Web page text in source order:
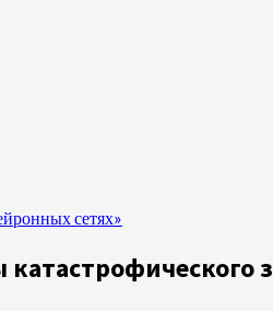
сетях»